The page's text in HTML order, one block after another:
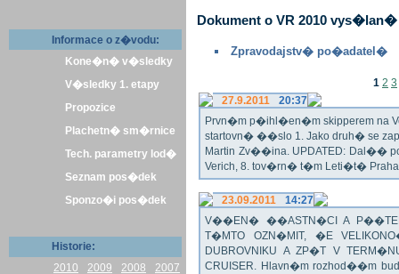
Informace o z�vodu:
Kone�n� v�sledky
V�sledky 1. etapy
Propozice
Plachetn� sm�rnice
Tech. parametry lod�
Seznam pos�dek
Sponzo�i pos�dek
Historie:
2010
2009 2008
2007
Dokument o VR 2010
Zpravodajstv� po�adatel�
1 2 3
27.9.2011
20:37
Prvn�m p�ihl�en�m skipperem na
startovn� ��slo 1. Jako druh� se
Martin Zv��ina. UPDATED: Dal��
Verich, 8. tov�rn� t�m Leti�t� Praha
23.09.2011
14:27
V��EN� ��ASTN�CI A
T�MTO OZN�MIT, �E
DUBROVNIKU A ZP�T V
CRUISER. Hlavn�m rozhod��m